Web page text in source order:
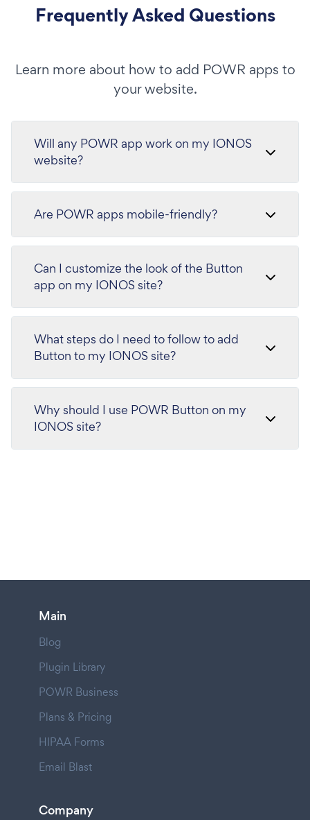
Frequently Asked Questions
Learn more about how to add POWR apps to
your website.
Will any POWR app work on my IONOS
website?
Are POWR apps mobile-friendly?
Can I customize the look of the Button
app on my IONOS site?
What steps do I need to follow to add
Button to my IONOS site?
Why should I use POWR Button on my
IONOS site?
Main
Blog
Plugin Library
POWR Business
Plans & Pricing
HIPAA Forms
Email Blast
Company